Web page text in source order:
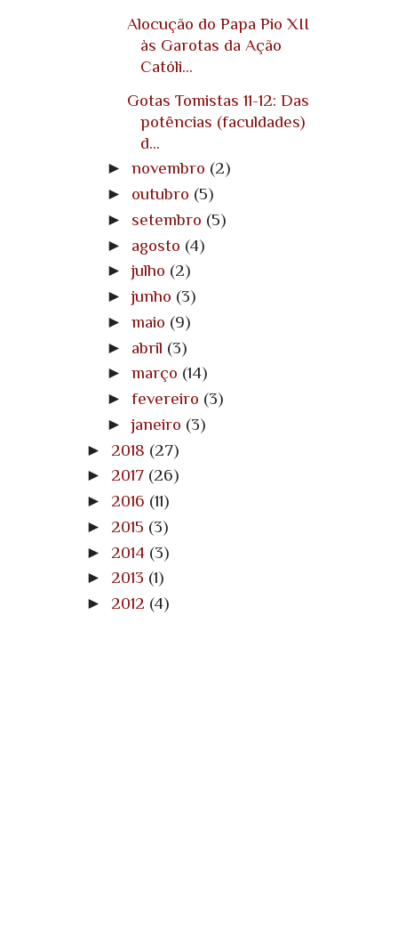
Alocução do Papa Pio XII
às Garotas da Ação
Católi...
Gotas Tomistas 11-12: Das
potências (faculdades)
d...
► novembro (2)
► outubro (5)
► setembro (5)
► agosto (4)
►julho (2)
►junho (3)
► maio (9)
► abril (3)
► março (14)
► fevereiro (3)
►janeiro (3)
► 2018 (27)
► 2017 (26)
► 2016 (11)
► 2015 (3)
► 2014 (3)
► 2013 (1)
► 2012 (4)